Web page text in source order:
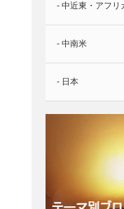
- 中近東・アフリ
- 中南米
- 日本